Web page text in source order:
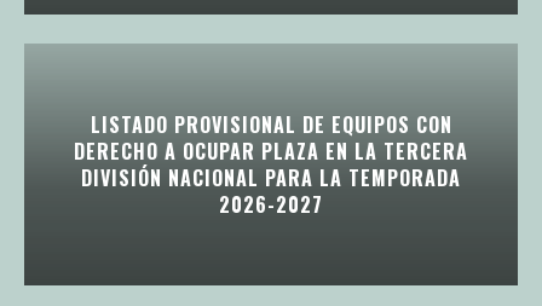
LISTADO PROVISIONAL DE EQUIPOS CON
DERECHO A OCUPAR PLAZA EN LA TERCERA
DIVISIÓN NACIONAL PARA LA TEMPORADA
2026-2027